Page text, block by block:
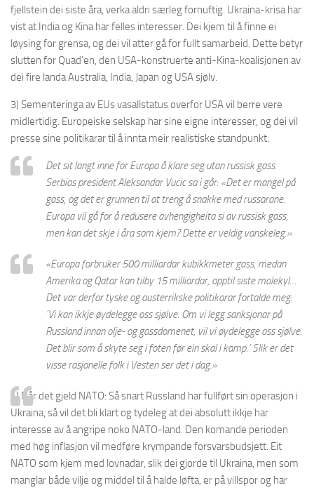
fjellstein dei siste åra, verka aldri særleg fornuftig. Ukraina-krisa har
vist at India og Kina har felles interesser. Dei kjem til å finne ei
løysing for grensa, og dei vil atter gå for fullt samarbeid. Dette betyr
slutten for Quad’en, den USA-konstruerte anti-Kina-koalisjonen av
dei fire landaAustralia, India, Japan og USA sjølv.
3) Sementeringa av EUsvasallstatus overfor USA vil berre vere
midlertidig. Europeiske selskap har sine eigne interesser, og dei vil
presse sine politikarar til å innta meir realistiske standpunkt:
Det sit langt inne for Europa å klare seg utan russisk gass.
Serbias president Aleksandar Vucic sa i går: «Det er mangel på
gass, og det er grunnen til at treng å snakke med russarane.
Europa vil gå for å redusere avhengigheita si av russisk gass,
men kan det skje i åra som kjem? Dette er veldig vanskeleg.»
«Europa forbruker 500 milliardar kubikkmeter gass, medan
Amerika og Qatar kan tilby 15 milliardar, opptil siste molekyl…
Det var derfor tyske og austerrikske politikarar fortalde meg:
’Vi kan ikkje øydelegge oss sjølve. Om vi legg sanksjonar på
Russland innan olje- og gassdomenet, vil vi øydelegge oss sjølve.
Det blir som å skyte seg i foten før ein skal i kamp.’ Slik er det
visse rasjonelle folk i Vesten ser det i dag.»
4)Når det gjeld NATO: Så snart Russland har fullført sin operasjon i
Ukraina, så vil det bli klart og tydeleg at dei absolutt ikkje har
interesse av å angripe noko NATO-land. Den komande perioden
med høg inflasjon vil medføre krympande forsvarsbudsjett. Eit
NATO som kjem med lovnadar, slik dei gjorde til Ukraina, men som
manglar både vilje og middel til å halde løfta, er på villspor og har